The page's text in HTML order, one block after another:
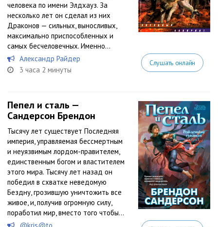
человека по имени Элдхауз. За
несколько лет он сделал из них
Драконов — сильных, выносливых,
максимально приспособленных и
самых бесчеловечных. Именно...
Александр Райдер
3 часа 2 минуты
Слушать онлайн
Пепел и сталь —
Сандерсон Брендон
Тысячу лет существует Последняя
империя, управляемая бессмертным
и неуязвимым лордом-правителем,
единственным богом и властителем
этого мира. Тысячу лет назад он
победил в схватке неведомую
Бездну, грозившую уничтожить все
живое, и, получив огромную силу,
поработил мир, вместо того чтобы...